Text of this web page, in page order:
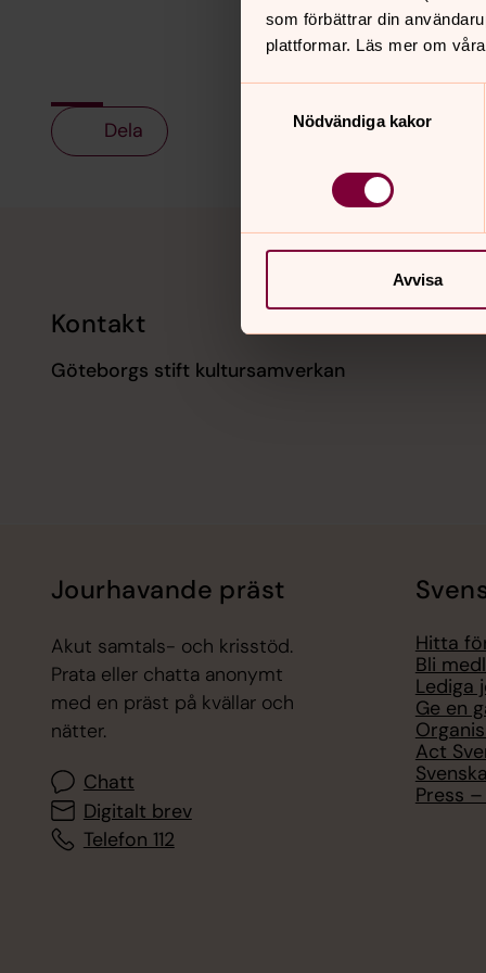
som förbättrar din
plattformar. Läs mer om
Nödvändiga kakor
Avvisa
Dela
Kontakt
Göteborgs stift kultursamverkan
Jourhavande präst
Akut samtals- och krisstöd.
Prata eller chatta anonymt
med en präst på kvällar och
nätter.
Chatt
Digitalt brev
Telefon 112
Hitta
Bli
Lediga
Ge en
Act
Press